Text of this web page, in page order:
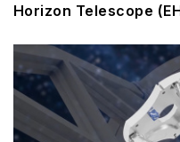
Horizon Telescope